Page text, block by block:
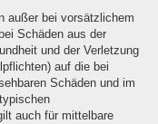
außer bei vorsätzlichem
Schäden aus der
und der Verletzung
auf die bei
Schäden und im
auch für mittelbare